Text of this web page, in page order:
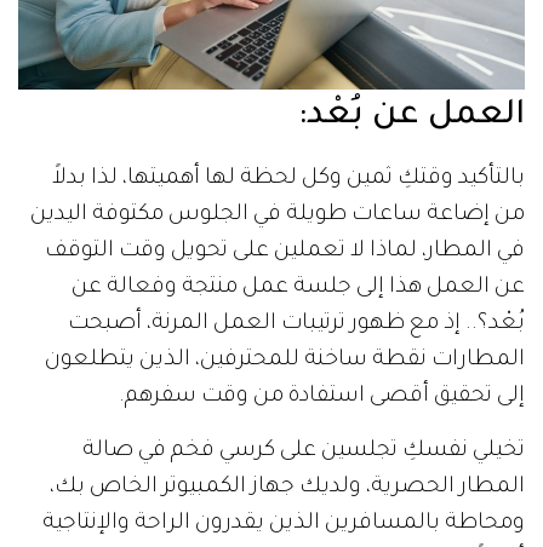
العمل عن بُعْد:
بالتأكيد وقتكِ ثمين وكل لحظة لها أهميتها، لذا بدلاً
من إضاعة ساعات طويلة في الجلوس مكتوفة اليدين
في المطار، لماذا لا تعملين على تحويل وقت التوقف
عن العمل هذا إلى جلسة عمل منتجة وفعالة عن
بُعْد؟.. إذ مع ظهور ترتيبات العمل المرنة، أصبحت
المطارات نقطة ساخنة للمحترفين، الذين يتطلعون
إلى تحقيق أقصى استفادة من وقت سفرهم.
تخيلي نفسكِ تجلسين على كرسي فخم في صالة
المطار الحصرية، ولديك جهاز الكمبيوتر الخاص بك،
ومحاطة بالمسافرين الذين يقدرون الراحة والإنتاجية